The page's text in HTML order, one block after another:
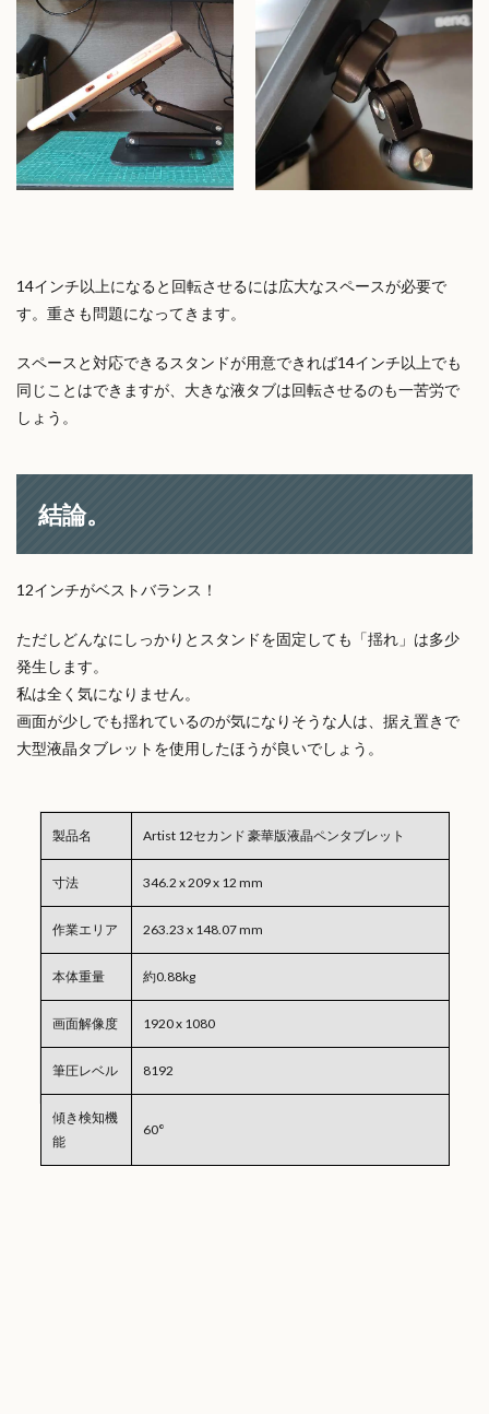
14インチ以上になると回転させるには広大なスペースが必要で
す。重さも問題になってきます。
スペースと対応できるスタンドが用意できれば14インチ以上でも
同じことはできますが、大きな液タブは回転させるのも一苦労で
しょう。
結論。
12インチがベストバランス！
ただしどんなにしっかりとスタンドを固定しても「揺れ」は多少
発生します。
私は全く気になりません。
画面が少しでも揺れているのが気になりそうな人は、据え置きで
大型液晶タブレットを使用したほうが良いでしょう。
製品名 Artist 12セカンド 豪華版液晶ペンタブレット
寸法 346.2 x 209 x 12 mm
作業エリア 263.23 x 148.07 mm
本体重量 約0.88kg
画面解像度 1920 x 1080
筆圧レベル 8192
傾き検知機
能
60°